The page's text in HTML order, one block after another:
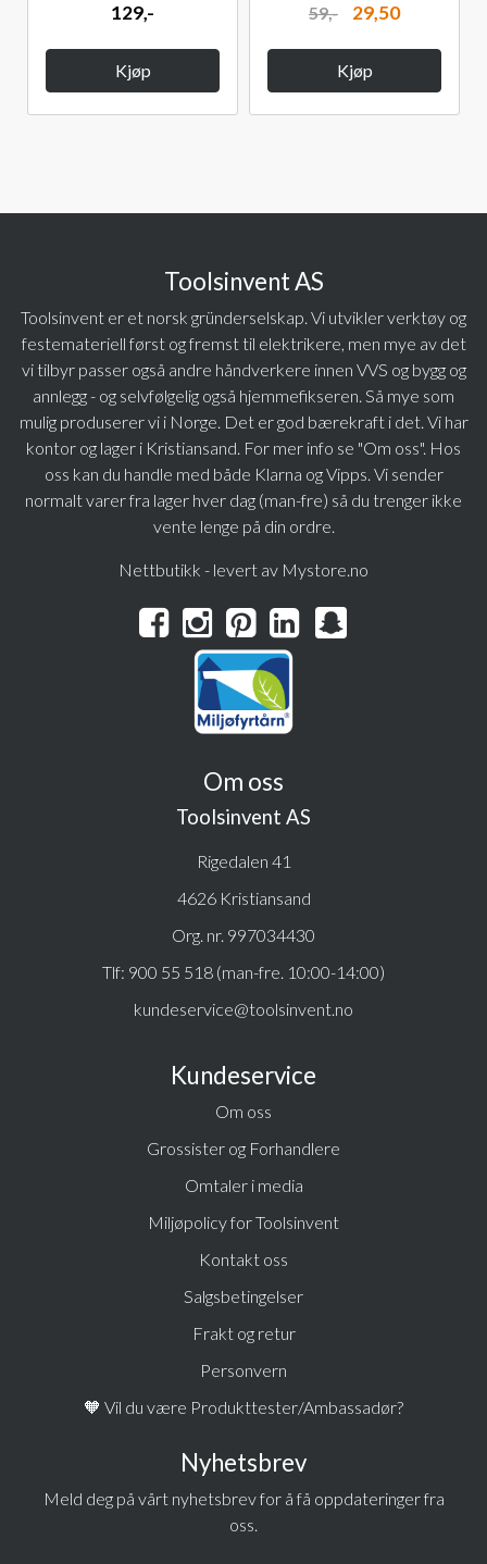
129,-
Kjøp
59,- 29,50
Kjøp
Toolsinvent AS
Toolsinvent er et norsk gründerselskap. Vi utvikler verktøy og
festemateriell først og fremst til elektrikere, men mye av det
vi tilbyr passer også andre håndverkere innen VVS og bygg og
annlegg - og selvfølgelig også hjemmefikseren. Så mye som
mulig produserer vi i Norge. Det er god bærekraft i det. Vi har
kontor og lager i Kristiansand. For mer info se "Om oss". Hos
oss kan du handle med både Klarna og Vipps. Vi sender
normalt varer fra lager hver dag (man-fre) så du trenger ikke
vente lenge på din ordre.
Nettbutikk - levert av Mystore.no
Om oss
Toolsinvent AS
Rigedalen 41
4626 Kristiansand
Org. nr. 997034430
Tlf: 900 55 518 (man-fre. 10:00-14:00)
kundeservice@toolsinvent.no
Kundeservice
Om oss
Grossister og Forhandlere
Omtaler i media
Miljøpolicy for Toolsinvent
Kontakt oss
Salgsbetingelser
Frakt og retur
Personvern
🧡 Vil du være Produkttester/Ambassadør?
Nyhetsbrev
Meld deg på vårt nyhetsbrev for å få oppdateringer fra
oss.